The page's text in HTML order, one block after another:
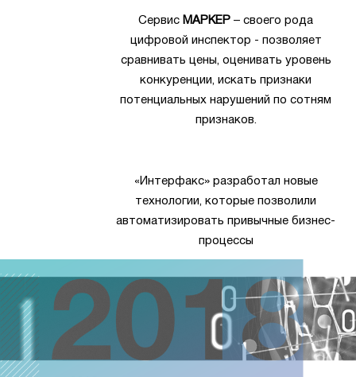
Сервис МАРКЕР – своего рода
цифровой инспектор - позволяет
сравнивать цены, оценивать уровень
конкуренции, искать признаки
потенциальных нарушений по сотням
признаков.
«Интерфакс» разработал новые
технологии, которые позволили
автоматизировать привычные бизнес-
процессы